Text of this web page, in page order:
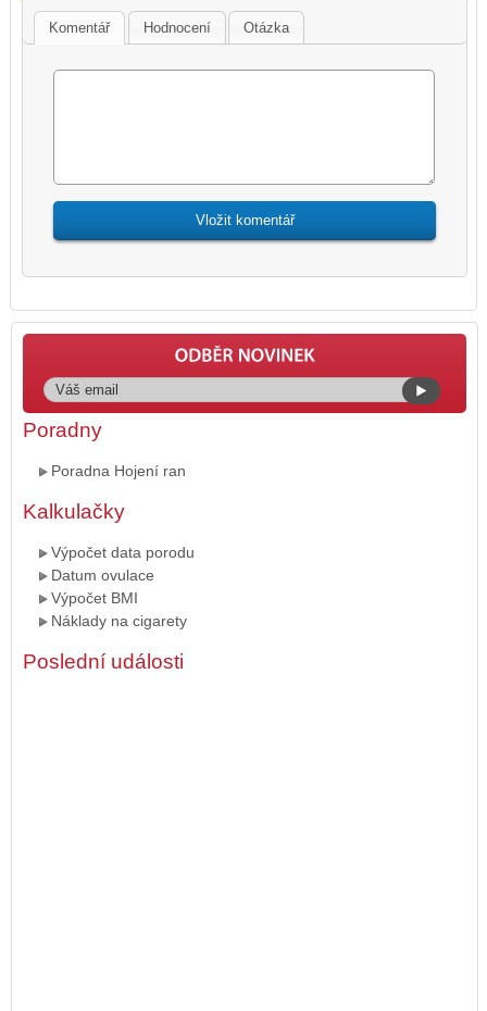
Komentář Hodnocení Otázka
Poradny
Poradna Hojení ran
Kalkulačky
Výpočet data porodu
Datum ovulace
Výpočet BMI
Náklady na cigarety
Poslední události